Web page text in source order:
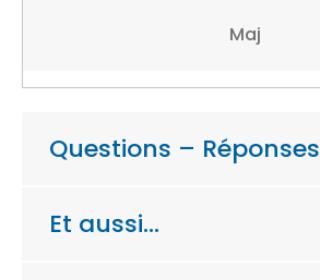
Maj
Questions – Réponses
Et aussi…